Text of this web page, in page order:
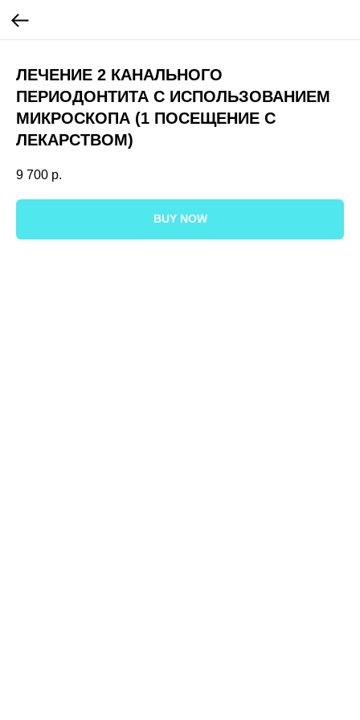
ЛЕЧЕНИЕ 2 КАНАЛЬНОГО
ПЕРИОДОНТИТА С ИСПОЛЬЗОВАНИЕМ
МИКРОСКОПА (1 ПОСЕЩЕНИЕ С
ЛЕКАРСТВОМ)
9 700 р.
BUY NOW